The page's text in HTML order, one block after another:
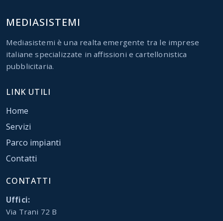
MEDIASISTEMI
Mediasistemi è una realta emergente tra le imprese
italiane specializzate in affissioni e cartellonistica
pubblicitaria.
LINK UTILI
Home
Servizi
Parco impianti
Contatti
CONTATTI
Uffici:
Via Trani 72 B